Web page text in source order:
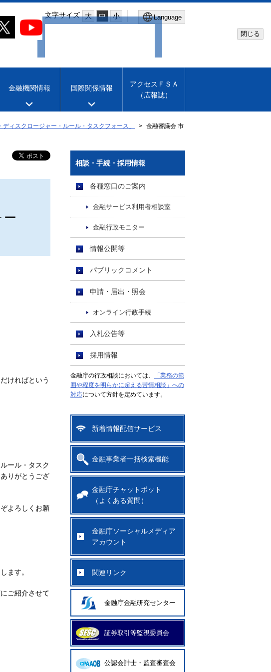
文字サイズ 大 中 小 Language
Machine translation
閉じる
金融機関情報 国際関係情報
アクセスＦＳＡ
（広報誌）
ィスクロージャー・ルール・タスクフォース」
金融審議会 市
ー
ければという
ール・タスク
りがとうござ
よろしくお願
ます。
ご紹介させて
相談・手続・採用情報
各種窓口のご案内
金融サービス利用者相談室
金融行政モニター
情報公開等
パブリックコメント
申請・届出・照会
オンライン行政手続
入札公告等
採用情報
金融庁の行政相談においては、
「業務の範
囲や程度を明らかに超える苦情相談」への
対応について方針を定めています。
新着情報配信サービス
金融事業者一括検索機能
金融庁チャットボット
（よくある質問）
金融庁ソーシャルメディア
アカウント
関連リンク
金融庁金融研究センター
証券取引等監視委員会
公認会計士・監査審査会